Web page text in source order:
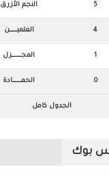
النجم الأزرق 5
العلميـــــــــــن 4
المجــــــــــــــزل 1
الحمـــــــــــــادة 0
الجدول كامل
بوك